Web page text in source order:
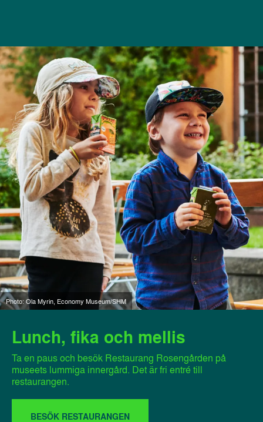
Lunch, fika och mellis
Ta en paus och besök Restaurang Rosengården på
museets lummiga innergård. Det är fri entré till
restaurangen.
BESÖK RESTAURANGEN
Photo: Ola Myrin, Economy Museum/SHM